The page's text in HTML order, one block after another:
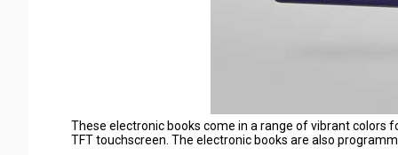
These electronic books come in a range of vibrant colors
TFT touchscreen. The electronic books are also